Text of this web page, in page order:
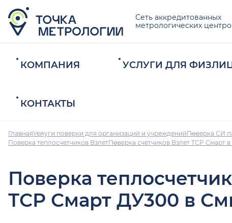
Сеть аккредитованных
метрологических
КОМПАНИЯ УСЛУГИ ДЛЯ
КОНТАКТЫ
ГлавнаяУслуги поверки для организаций и учрежденийПоверка СИ
Поверка теплосчетчиков ВзлетПоверка счетчиков Взлет ТСР Смарт
Поверка
ТСР Смарт ДУ300 в